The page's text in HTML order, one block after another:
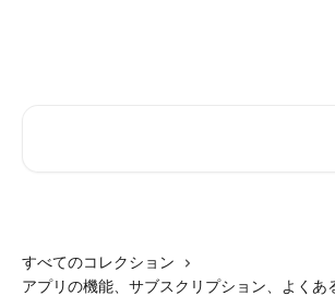
すべてのコレクション
アプリの機能、サブスクリプション、よくあ